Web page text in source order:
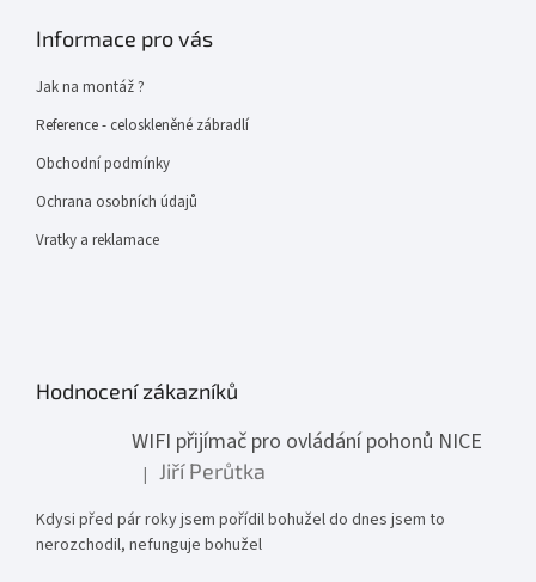
Informace pro vás
Jak na montáž ?
Reference - celoskleněné zábradlí
Obchodní podmínky
Ochrana osobních údajů
Vratky a reklamace
Hodnocení zákazníků
WIFI přijímač pro ovládání pohonů NICE
Hodnocení produktu je 1 z 5 hvězdiček.
| Jiří Perůtka
Kdysi před pár roky jsem pořídil bohužel do dnes jsem to
nerozchodil, nefunguje bohužel